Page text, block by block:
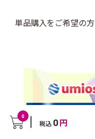
0
税込 0 円
単品購入をご希望の